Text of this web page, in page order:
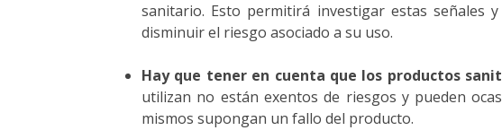
sanitario. Esto permitirá investigar estas señales
disminuir el riesgo asociado a su uso.
Hay que tener en cuenta que los productos
utilizan no están exentos de riesgos y pueden
mismos supongan un fallo del producto.